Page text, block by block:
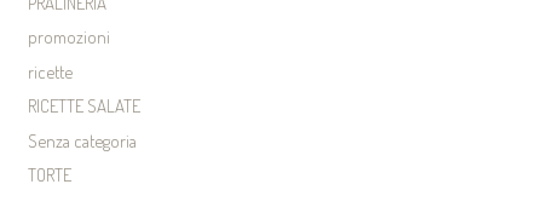
promozioni
ricette
RICETTE SALATE
Senza categoria
TORTE